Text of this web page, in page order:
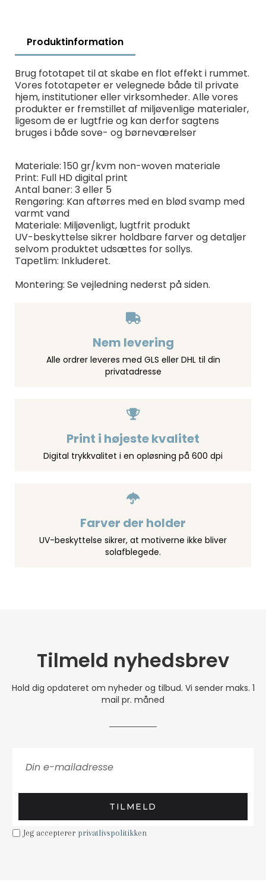
Produktinformation
Brug fototapet til at skabe en flot effekt i rummet.
Vores fototapeter er velegnede både til private
hjem, institutioner eller virksomheder. Alle vores
produkter er fremstillet af miljøvenlige materialer,
ligesom de er lugtfrie og kan derfor sagtens
bruges i både sove- og børneværelser
Materiale: 150 gr/kvm non-woven materiale
Print: Full HD digital print
Antal baner: 3 eller 5
Rengøring: Kan aftørres med en blød svamp med
varmt vand
Materiale: Miljøvenligt, lugtfrit produkt
UV-beskyttelse sikrer holdbare farver og detaljer
selvom produktet udsættes for sollys.
Tapetlim: Inkluderet.
Montering: Se vejledning nederst på siden.
Nem levering
Alle ordrer leveres med GLS eller DHL til din
privatadresse
Print i højeste kvalitet
Digital trykkvalitet i en opløsning på 600 dpi
Farver der holder
UV-beskyttelse sikrer, at motiverne ikke bliver
solafblegede.
Tilmeld nyhedsbrev
Hold dig opdateret om nyheder og tilbud. Vi sender maks. 1
mail pr. måned
TILMELD
Jeg accepterer privatlivspolitikken